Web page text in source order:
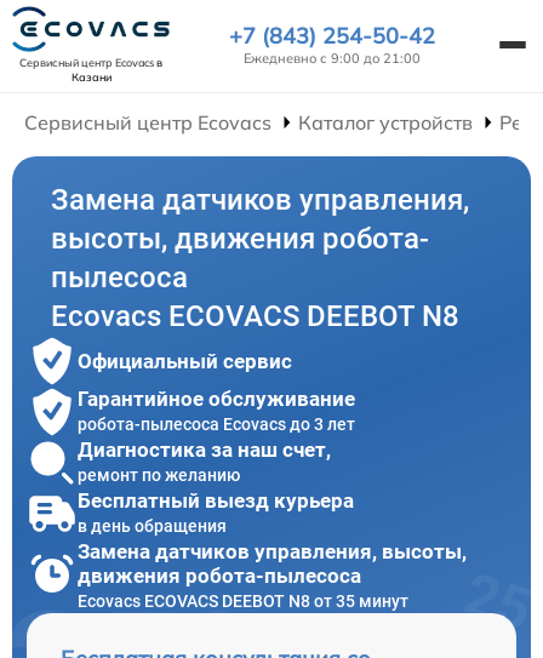
Сервисный центр Ecovacsв
Казани
+7 (843) 254-50-42
Ежедневно с 9:00 до 21:00
Сервисный центр Ecovacs Каталог устройств
Замена датчиков управления,
высоты, движения робота-
пылесоса
Ecovacs ECOVACS DEEBOT N8
Официальный сервис
Гарантийное обслуживание
робота-пылесоса Ecovacs до 3 лет
Диагностика за наш счет,
ремонт по желанию
Бесплатный выезд курьера
в день обращения
Замена датчиков управления, высоты,
движения робота-пылесоса
Ecovacs ECOVACS DEEBOT N8 от 35 минут